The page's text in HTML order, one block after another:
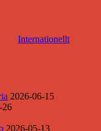
Internationellt
2026-06-15
26
2026-05-13